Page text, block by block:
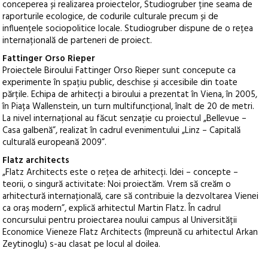
conceperea și realizarea proiectelor, Studiogruber ține seama de
raporturile ecologice, de codurile culturale precum și de
influențele sociopolitice locale. Studiogruber dispune de o rețea
internațională de parteneri de proiect.
Fattinger Orso Rieper
Proiectele Biroului Fattinger Orso Rieper sunt concepute ca
experimente în spațiu public, deschise și accesibile din toate
părțile. Echipa de arhitecți a biroului a prezentat în Viena, în 2005,
în Piața Wallenstein, un turn multifuncțional, înalt de 20 de metri.
La nivel internațional au făcut senzație cu proiectul „Bellevue –
Casa galbenă”, realizat în cadrul evenimentului „Linz – Capitală
culturală europeană 2009”.
Flatz architects
„Flatz Architects este o rețea de arhitecți. Idei – concepte –
teorii, o singură activitate: Noi proiectăm. Vrem să creăm o
arhitectură internațională, care să contribuie la dezvoltarea Vienei
ca oraș modern”, explică arhitectul Martin Flatz. În cadrul
concursului pentru proiectarea noului campus al Universității
Economice Vieneze Flatz Architects (împreună cu arhitectul Arkan
Zeytinoglu) s-au clasat pe locul al doilea.